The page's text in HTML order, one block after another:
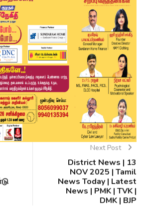
Next Post
District News | 13
NOV 2025 | Tamil
News Today | Latest
News | PMK | TVK |
DMK | BJP